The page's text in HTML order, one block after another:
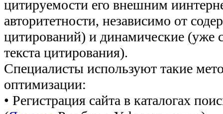
цитируемости его внешним
авторитетности, независимо от
цитирований) и динамические (уже
текста цитирования).
Специалисты используют такие
оптимизации:
• Регистрация сайта в каталогах